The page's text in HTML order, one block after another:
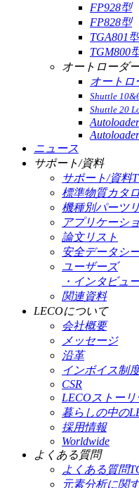
FP928型
FP828型
TGA801型
TGM800
オートローダ
オートロ
Shuttle
Shuttle 20
ニュース
サポート/資料
サポート/資料
標準物質カタ
機種別パーツ
アプリケーシ
論文リスト
安全データシ
ユーザーズ
・インタビュ
関連資料
LECOについて
会社概要
メッセージ
沿革
インボイス制
CSR
LECOストーリ
暮らしの中の
採用情報
Worldwide
よくある質問
よくある質問
元素分析に関